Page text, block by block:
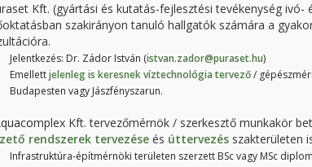
Kft. (gyártási és kutatás-fejlesztési tevékenység
szakirányon tanuló hallgatók számára a
Jelentkezés: Dr. Zádor István (istvan.zador@puraset.hu)
Emellettjelenleg is keresnek víztechnológia tervező/
Budapesten vagy Jászfényszarun.
mplex Kft. tervezőmérnök / szerkesztő munkakör
rendszerek tervezése és úttervezés szakterületen
Infrastruktúra-építmérnöki területen szerzett BSc vagy MSc